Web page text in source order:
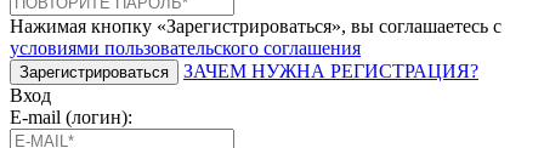
Нажимая кнопку «Зарегистрироваться», вы соглашаетесь с
условиями пользовательского соглашения
Зарегистрироваться
ЗАЧЕМ НУЖНА РЕГИСТРАЦИЯ?
Вход
E-mail (логин):